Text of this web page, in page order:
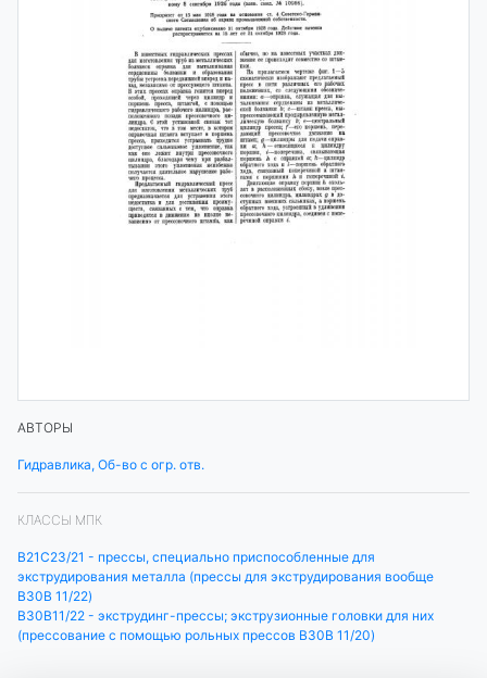
АВТОРЫ
Гидравлика, Об-во с огр. отв.
КЛАССЫ МПК
B21C23/21 - прессы, специально приспособленные для
экструдирования металла (прессы для экструдирования вообще
B30B 11/22)
B30B11/22 - экструдинг-прессы; экструзионные головки для них
(прессование с помощью рольных прессов B30B 11/20)